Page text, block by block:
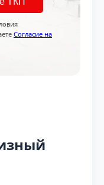
Согласие на